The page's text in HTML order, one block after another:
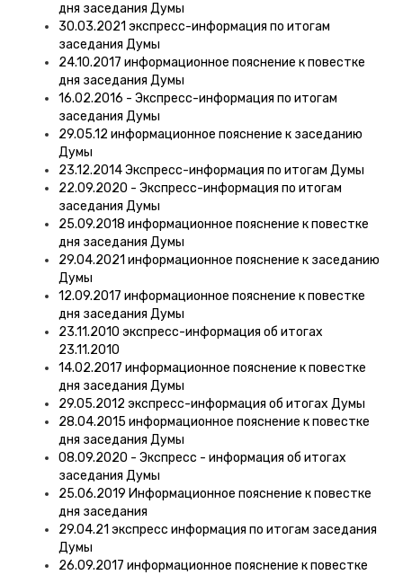
дня заседания Думы
30.03.2021 экспресс-информация по итогам
заседания Думы
24.10.2017 информационное пояснение к повестке
дня заседания Думы
16.02.2016 - Экспресс-информация по итогам
заседания Думы
29.05.12 информационное пояснение к заседанию
Думы
23.12.2014 Экспресс-информация по итогам Думы
22.09.2020 - Экспресс-информация по итогам
заседания Думы
25.09.2018 информационное пояснение к повестке
дня заседания Думы
29.04.2021 информационное пояснение к заседанию
Думы
12.09.2017 информационное пояснение к повестке
дня заседания Думы
23.11.2010 экспресс-информация об итогах
23.11.2010
14.02.2017 информационное пояснение к повестке
дня заседания Думы
29.05.2012 экспресс-информация об итогах Думы
28.04.2015 информационное пояснение к повестке
дня заседания Думы
08.09.2020 - Экспресс - информация об итогах
заседания Думы
25.06.2019 Информационное пояснение к повестке
дня заседания
29.04.21 экспресс информация по итогам заседания
Думы
26.09.2017 информационное пояснение к повестке